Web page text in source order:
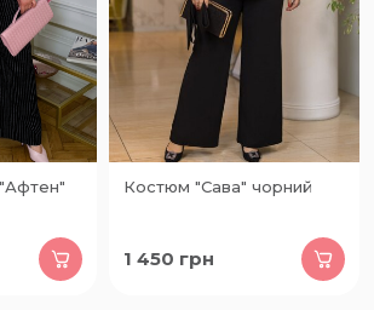
Костюм "Сава" чорний
1 450 грн